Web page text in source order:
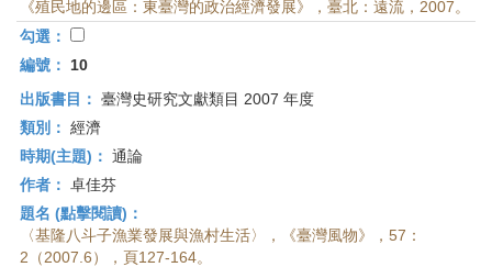
《殖民地的邊區：東臺灣的政治經濟發展》，臺北：遠流，2007。
勾選：
編號：
10
出版書目： 臺灣史研究文獻類目 2007 年度
類別： 經濟
時期(主題)： 通論
作者： 卓佳芬
題名 (點擊閱讀)：
〈基隆八斗子漁業發展與漁村生活〉，《臺灣風物》，57：
2（2007.6），頁127-164。